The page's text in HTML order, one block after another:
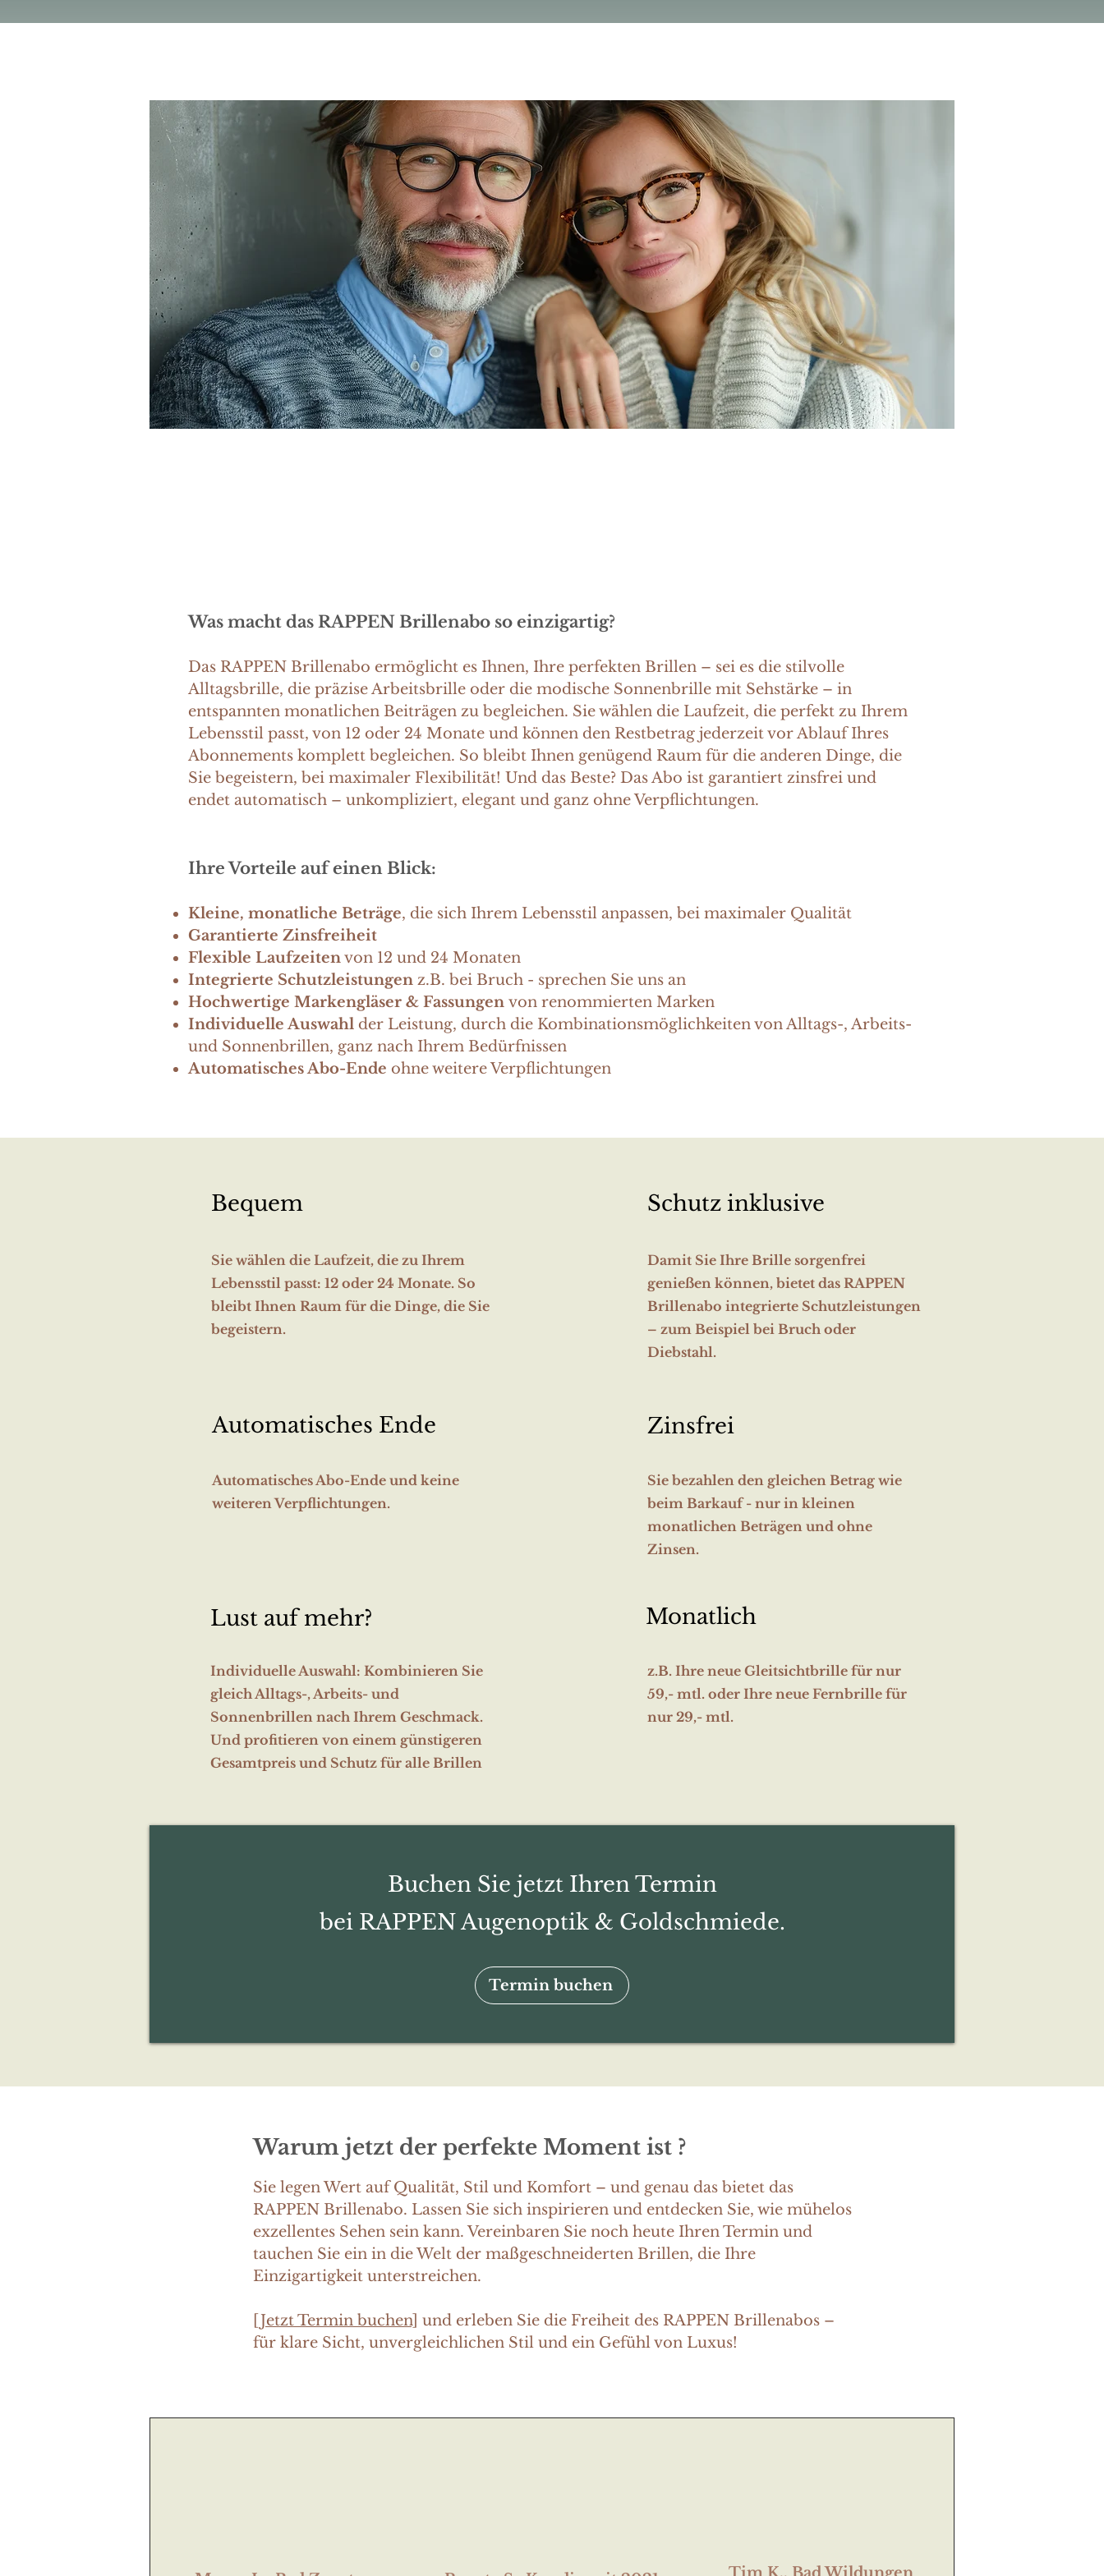
Was macht das RAPPEN Brillenabo so einzigartig?
Das RAPPEN Brillenabo ermöglicht es Ihnen, Ihre perfekten Brillen – sei es die stilvolle
Alltagsbrille, die präzise Arbeitsbrille oder die modische Sonnenbrille mit Sehstärke – in
entspannten monatlichen Beiträgen zu begleichen. Sie wählen die Laufzeit, die perfekt zu Ihrem
Lebensstil passt, von 12 oder 24 Monate und können den Restbetrag jederzeit vor Ablauf Ihres
Abonnements komplett begleichen. So bleibt Ihnen genügend Raum für die anderen Dinge, die
Sie begeistern, bei maximaler Flexibilität! Und das Beste? Das Abo ist garantiert zinsfrei und
endet automatisch – unkompliziert, elegant und ganz ohne Verpflichtungen.
Ihre Vorteile auf einen Blick:
Kleine, monatliche Beträge, die sich Ihrem Lebensstil anpassen, bei maximaler Qualität
Garantierte Zinsfreiheit​​​
Flexible Laufzeitenvon 12 und 24 Monaten
Integrierte Schutzleistungen z.B. bei Bruch - sprechen Sie uns an
Hochwertige Markengläser & Fassungen von renommierten Marken
Individuelle Auswahl der Leistung, durch die Kombinationsmöglichkeiten von Alltags-, Arbeits-
und Sonnenbrillen, ganz nach Ihrem Bedürfnissen
Automatisches Abo-Ende ohne weitere Verpflichtungen
Bequem
Sie wählen die Laufzeit, die zu Ihrem
Lebensstil passt: 12 oder 24 Monate. So
bleibt Ihnen Raum für die Dinge, die Sie
begeistern.
Automatisches Ende
Automatisches Abo-Ende und keine
weiteren Verpflichtungen.
Lust auf mehr?
Individuelle Auswahl: Kombinieren Sie
gleich Alltags-, Arbeits- und
Sonnenbrillen nach Ihrem Geschmack.
Und profitieren von einem günstigeren
Gesamtpreis und Schutz für alle Brillen
Schutz inklusive
Damit Sie Ihre Brille sorgenfrei
genießen können, bietet das RAPPEN
Brillenabo integrierte Schutzleistungen
– zum Beispiel bei Bruch oder
Diebstahl.
Zinsfrei
Sie bezahlen den gleichen Betrag wie
beim Barkauf - nur in kleinen
monatlichen Beträgen und ohne
Zinsen.
Monatlich
z.B. Ihre neue Gleitsichtbrille für nur
59,- mtl. oder Ihre neue Fernbrille für
nur 29,- mtl.
Buchen Sie jetzt Ihren Termin
bei RAPPEN Augenoptik & Goldschmiede.
Termin buchen
Warum jetzt der perfekte Moment ist ?
Sie legen Wert auf Qualität, Stil und Komfort – und genau das bietet das
RAPPEN Brillenabo. Lassen Sie sich inspirieren und entdecken Sie, wie mühelos
exzellentes Sehen sein kann. Vereinbaren Sie noch heute Ihren Termin und
tauchen Sie ein in die Welt der maßgeschneiderten Brillen, die Ihre
Einzigartigkeit unterstreichen.
[Jetzt Termin buchen] und erleben Sie die Freiheit des RAPPEN Brillenabos –
für klare Sicht, unvergleichlichen Stil und ein Gefühl von Luxus!